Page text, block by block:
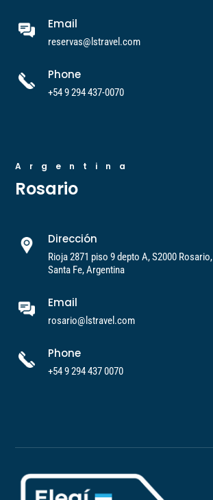
Email
reservas@lstravel.com
Phone
+54 9 294 437-0070
Argentina
Rosario
Dirección
Rioja 2871 piso 9 depto A, S2000 Rosario,
Santa Fe, Argentina
Email
rosario@lstravel.com
Phone
+54 9 294 437 0070